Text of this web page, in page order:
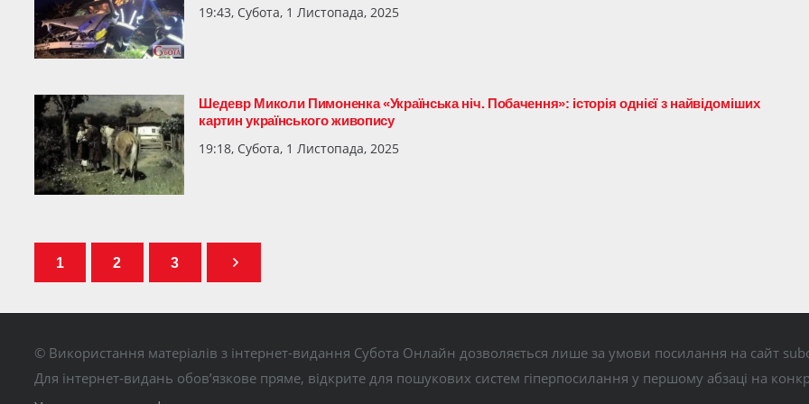
19:43, Субота, 1 Листопада, 2025
Шедевр Миколи Пимоненка «Українська ніч. Побачення»: історія однієї з найвідоміших
картин українського живопису
19:18, Субота, 1 Листопада, 2025
1 2 3
© Використання матеріалів з інтернет-видання Субота Онлайн дозволяється лише за умови посилання на сайт
Для інтернет-видань обов’язкове пряме, відкрите для пошукових систем гіперпосилання у першому абзаці на